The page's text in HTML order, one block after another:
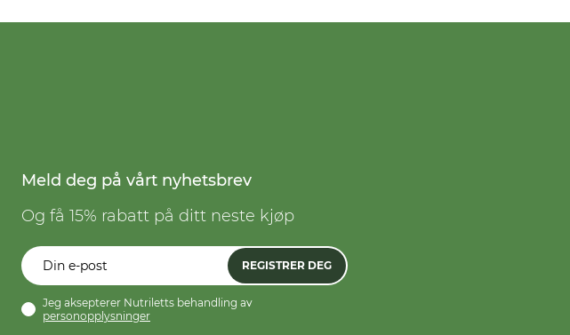
Meld deg på vårt nyhetsbrev
Og få 15% rabatt på ditt neste kjøp
REGISTRER DEG
Jeg aksepterer Nutriletts behandling av
personopplysninger